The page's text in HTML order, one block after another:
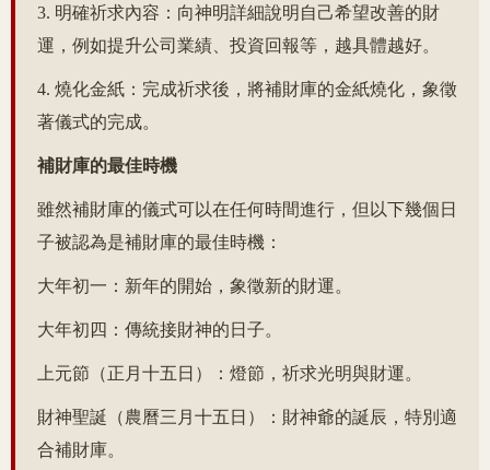
3. 明確祈求內容：向神明詳細說明自己希望改善的財
運，例如提升公司業績、投資回報等，越具體越好。
4. 燒化金紙：完成祈求後，將補財庫的金紙燒化，象徵
著儀式的完成。
補財庫的最佳時機
雖然補財庫的儀式可以在任何時間進行，但以下幾個日
子被認為是補財庫的最佳時機：
大年初一：新年的開始，象徵新的財運。
大年初四：傳統接財神的日子。
上元節（正月十五日）：燈節，祈求光明與財運。
財神聖誕（農曆三月十五日）：財神爺的誕辰，特別適
合補財庫。